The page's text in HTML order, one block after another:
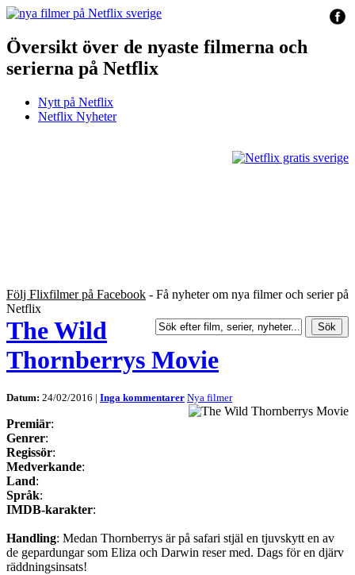
Översikt över de nyaste filmerna och
serierna på Netflix
Nytt på Netflix
Netflix Nyheter
Följ Flixfilmer på Facebook - Få nyheter om nya filmer och serier på
Netflix
The Wild
Thornberrys Movie
Datum: 24/02/2016 | Inga kommentarer Nya filmer
Premiär:
Genrer:
Regissör:
Medverkande:
Land:
Språk:
IMDB-karakter:
Handling: Medan Thornberrys är på safari stjäl en tjuvskytt en av
de gepardungar som Eliza och Darwin reser med. Dags för en djärv
räddningsinsats!